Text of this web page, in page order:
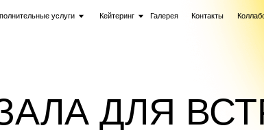
Кейтеринг Галерея Контакты Коллаборации
услуги
ДЛЯ